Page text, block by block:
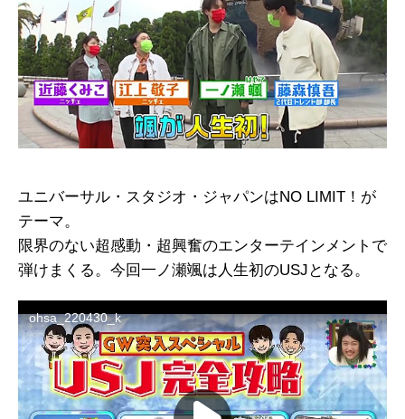
ユニバーサル・スタジオ・ジャパンはNO LIMIT！が
テーマ。
限界のない超感動・超興奮のエンターテインメントで
弾けまくる。今回一ノ瀬颯は人生初のUSJとなる。